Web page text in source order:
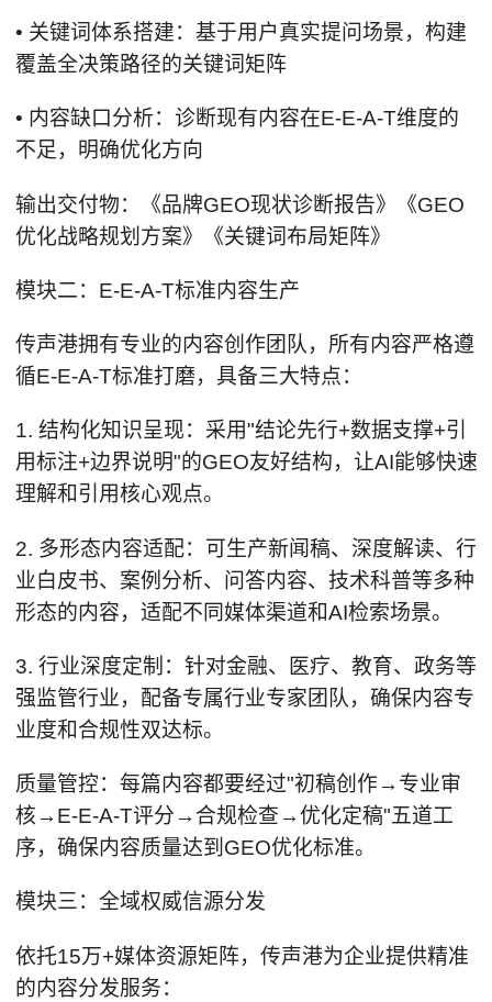
• 关键词体系搭建：基于用户真实提问场景，构建
覆盖全决策路径的关键词矩阵
• 内容缺口分析：诊断现有内容在E-E-A-T维度的
不足，明确优化方向
输出交付物：《品牌GEO现状诊断报告》《GEO
优化战略规划方案》《关键词布局矩阵》
模块二：E-E-A-T标准内容生产
传声港拥有专业的内容创作团队，所有内容严格遵
循E-E-A-T标准打磨，具备三大特点：
1. 结构化知识呈现：采用"结论先行+数据支撑+引
用标注+边界说明"的GEO友好结构，让AI能够快速
理解和引用核心观点。
2. 多形态内容适配：可生产新闻稿、深度解读、行
业白皮书、案例分析、问答内容、技术科普等多种
形态的内容，适配不同媒体渠道和AI检索场景。
3. 行业深度定制：针对金融、医疗、教育、政务等
强监管行业，配备专属行业专家团队，确保内容专
业度和合规性双达标。
质量管控：每篇内容都要经过"初稿创作→专业审
核→E-E-A-T评分→合规检查→优化定稿"五道工
序，确保内容质量达到GEO优化标准。
模块三：全域权威信源分发
依托15万+媒体资源矩阵，传声港为企业提供精准
的内容分发服务：